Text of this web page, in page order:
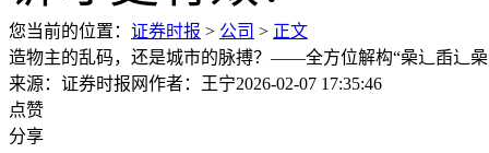
您当前的位置： 证券时报 > 公司 > 正文
造物主的乱码，还是城市的脉搏？——全方位解构“喿辶臿辶
来源：证券时报网作者：王宁2026-02-07 17:35:46
点赞
分享